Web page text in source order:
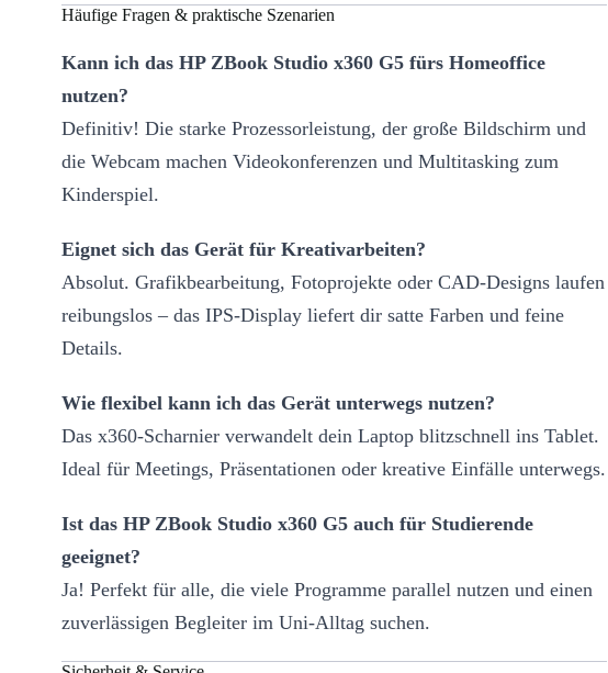
Häufige Fragen & praktische Szenarien
Kann ich das HP ZBook Studio x360 G5 fürs Homeoffice
nutzen?
Definitiv! Die starke Prozessorleistung, der große Bildschirm und
die Webcam machen Videokonferenzen und Multitasking zum
Kinderspiel.
Eignet sich das Gerät für Kreativarbeiten?
Absolut. Grafikbearbeitung, Fotoprojekte oder CAD-Designs laufen
reibungslos – das IPS-Display liefert dir satte Farben und feine
Details.
Wie flexibel kann ich das Gerät unterwegs nutzen?
Das x360-Scharnier verwandelt dein Laptop blitzschnell ins Tablet.
Ideal für Meetings, Präsentationen oder kreative Einfälle unterwegs.
Ist das HP ZBook Studio x360 G5 auch für Studierende
geeignet?
Ja! Perfekt für alle, die viele Programme parallel nutzen und einen
zuverlässigen Begleiter im Uni-Alltag suchen.